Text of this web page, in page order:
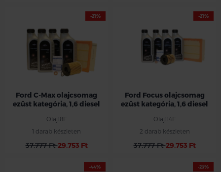
-21%
Ford C-Max olajcsomag
ezüst kategória, 1,6 diesel
Olaj18E
1 darab készleten
37.777 Ft29.753 Ft
-21%
Ford Focus olajcsomag
ezüst kategória, 1,6 diesel
Olaj114E
2 darab készleten
37.777 Ft29.753 Ft
-44% -23%